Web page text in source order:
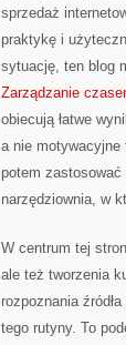
sprzedaż
praktykę i
sytuację, ten blog
Zarządzanie
obiecują łatwe
a nie motywacyjne
potem
narzędziownia, w
W centrum tej
ale też tworzenia
rozpoznania
tego rutyny. To